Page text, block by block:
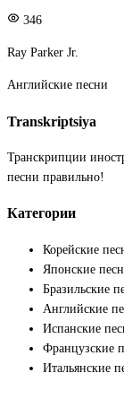
346
Ray Parker Jr.
Английские песни
Transkriptsiya
Транскрипции
песни правильно!
Категории
Корейские
Японские
Бразильские
Английские
Испанские
Французские
Итальянские